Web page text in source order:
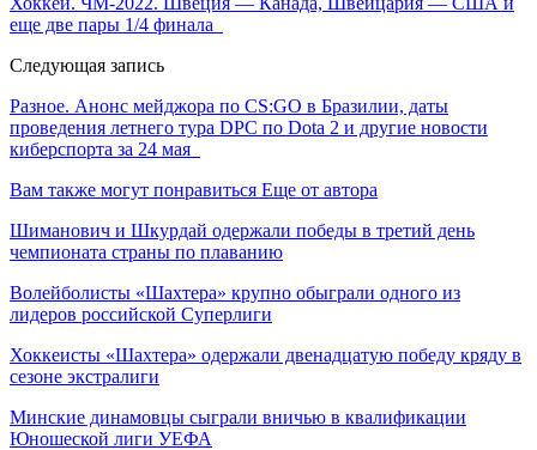
еще две пары 1/4 финала
Следующая запись
Разное. Анонс мейджора по CS:GO в Бразилии, даты
проведения летнего тура DPC по Dota 2 и другие новости
киберспорта за 24 мая
Вам также могут понравиться Еще от автора
Шиманович и Шкурдай одержали победы в третий день
чемпионата страны по плаванию
Волейболисты «Шахтера» крупно обыграли одного из
лидеров российской Суперлиги
Хоккеисты «Шахтера» одержали двенадцатую победу кряду в
сезоне экстралиги
Минские динамовцы сыграли вничью в квалификации
Юношеской лиги УЕФА